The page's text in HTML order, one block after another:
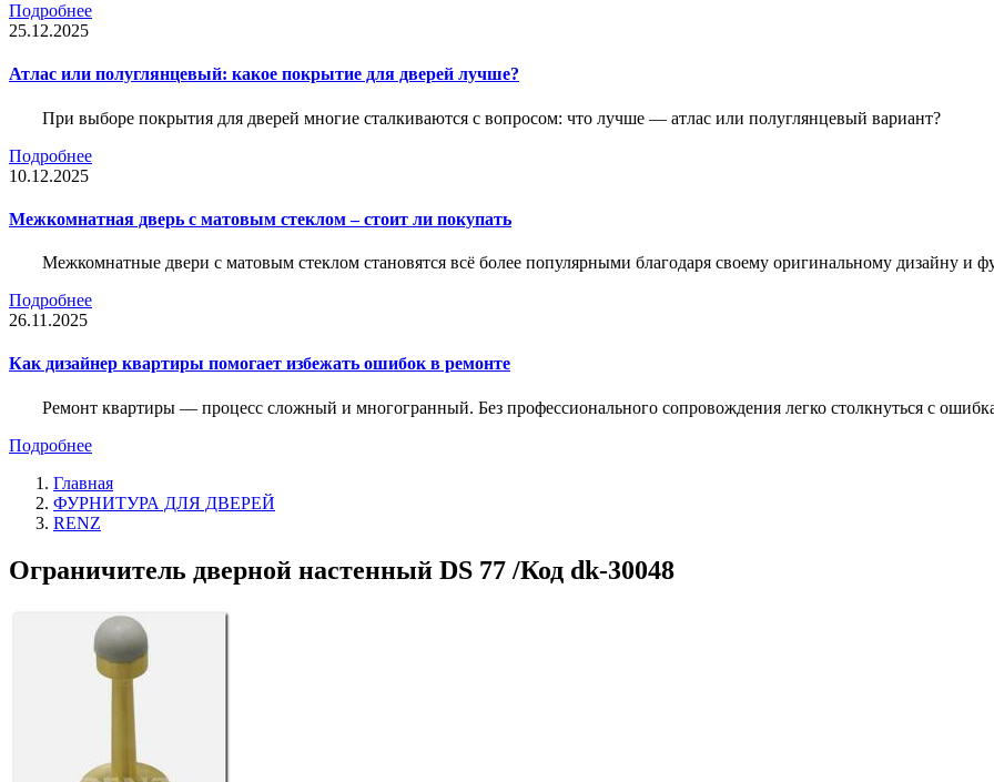
Подробнее
25.12.2025
Атлас или полуглянцевый: какое покрытие для дверей лучше?
При выборе покрытия для дверей многие сталкиваются с вопросом: что лучше — атлас или полуглянцевый вариант?
Подробнее
10.12.2025
Межкомнатная дверь с матовым стеклом – стоит ли покупать
Межкомнатные двери с матовым стеклом становятся всё более популярными благодаря своему оригинальному дизайну и
Подробнее
26.11.2025
Как дизайнер квартиры помогает избежать ошибок в ремонте
Ремонт квартиры — процесс сложный и многогранный. Без профессионального сопровождения легко столкнуться с
Подробнее
Главная
ФУРНИТУРА ДЛЯ ДВЕРЕЙ
RENZ
Ограничитель дверной настенный DS 77 /Код dk-30048